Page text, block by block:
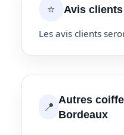
⭐ Avis
Les avis clients
📍 Autres
Bordeaux